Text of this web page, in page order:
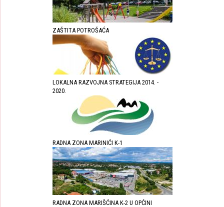
ZAŠTITA POTROŠAĆA
LOKALNA RAZVOJNA STRATEGIJA 2014. -
2020.
RADNA ZONA MARINIĆI K-1
RADNA ZONA MARIŠĆINA K-2 U OPĆINI